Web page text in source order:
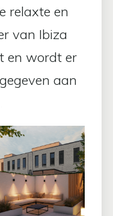
relaxte en
van Ibiza
en wordt er
aan